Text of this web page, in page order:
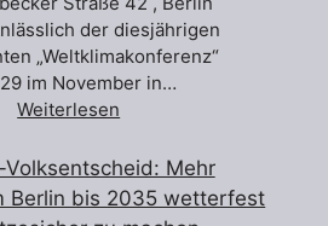
der diesjährigen
„Weltklimakonferenz“
im November in…
Weiterlesen